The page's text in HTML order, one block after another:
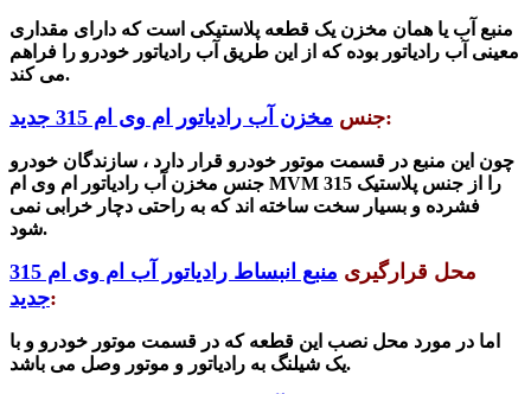
منبع آب یا همان مخزن یک قطعه پلاستیکی است که دارای مقداری
معینی آب رادیاتور بوده که از این طریق آب رادیاتور خودرو را فراهم
می کند.
جنس مخزن آب رادیاتور ام وی ام 315 جدید :
چون این منبع در قسمت موتور خودرو قرار دارد ، سازندگان خودرو
جنس مخزن آب رادیاتور ام وی ام MVM 315 را از جنس پلاستیک
فشرده و بسیار سخت ساخته اند که به راحتی دچار خرابی نمی
شود.
محل قرارگیری
منبع انبساط رادیاتور آب ام وی ام 315
جدید:
اما در مورد محل نصب این قطعه که در قسمت موتور خودرو و با
یک شیلنگ به رادیاتور و موتور وصل می باشد.